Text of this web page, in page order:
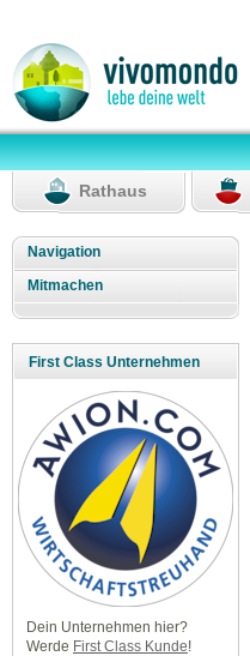
Rathaus
Navigation
Mitmachen
First Class Unternehmen
Dein Unternehmen hier?
Werde First Class Kunde!